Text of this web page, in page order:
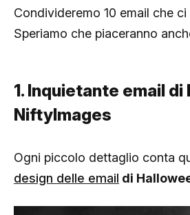
Condivideremo 10 email che
Speriamo che piaceranno
1. Inquietante email di
NiftyImages
Ogni piccolo dettaglio conta
design delle email di